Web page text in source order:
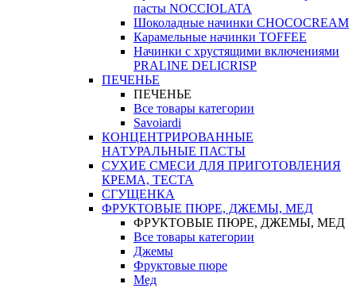
пасты NOCCIOLATA
Шоколадные начинки CHOCOCREAM
Карамельные начинки TOFFEE
Начинки с хрустящими включениями
PRALINE DELICRISP
ПЕЧЕНЬЕ
ПЕЧЕНЬЕ
Все товары категории
Savoiardi
КОНЦЕНТРИРОВАННЫЕ
НАТУРАЛЬНЫЕ ПАСТЫ
СУХИЕ СМЕСИ ДЛЯ ПРИГОТОВЛЕНИЯ
КРЕМА, ТЕСТА
СГУЩЕНКА
ФРУКТОВЫЕ ПЮРЕ, ДЖЕМЫ, МЕД
ФРУКТОВЫЕ ПЮРЕ, ДЖЕМЫ, МЕД
Все товары категории
Джемы
Фруктовые пюре
Мед